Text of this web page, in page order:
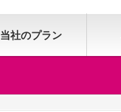
当社のプラン